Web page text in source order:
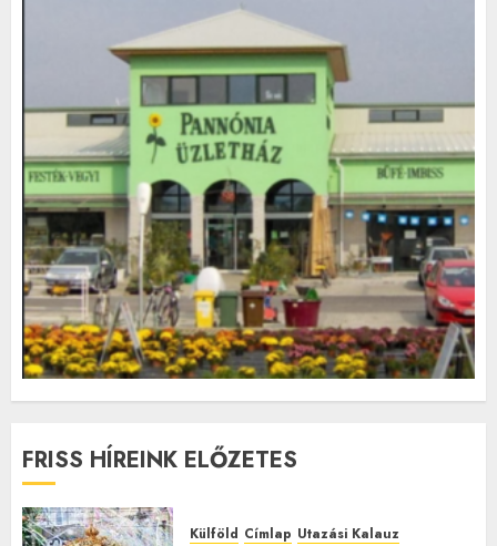
FRISS HÍREINK ELŐZETES
Külföld Címlap Utazási Kalauz